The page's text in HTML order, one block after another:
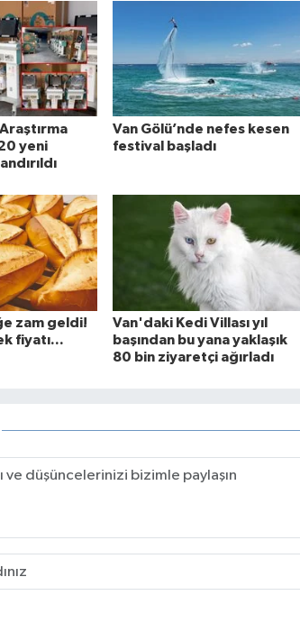
yeni
Van Gölü’nde nefes kesen
festival başladı
zam geldi!
fiyatı...
Van'daki Kedi Villası yıl
başından bu yana yaklaşık
80 bin ziyaretçi ağırladı